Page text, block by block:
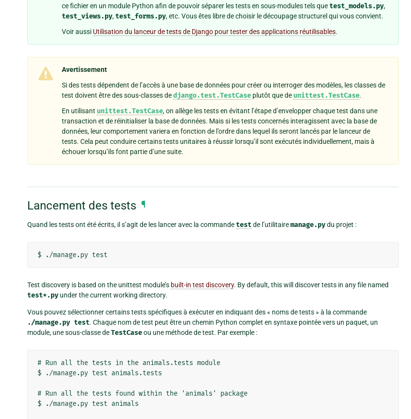
ce fichier en un module Python afin de pouvoir séparer les tests en sous-modules tels quetest_models.py,
test_views.py,test_forms.py, etc. Vous êtes libre de choisir le découpage structurel qui vous convient.
Voir aussi Utilisation du lanceur de tests de Django pour tester des applications réutilisables.
Avertissement
Si des tests dépendent de l’accès à une base de données pour créer ou interroger des modèles, les classes de
test doivent être des sous-classes dedjango.test.TestCase plutôt que de unittest.TestCase.
En utilisant unittest.TestCase, on allège les tests en évitant l’étape d’envelopper chaque test dans une
transaction et de réinitialiser la base de données. Mais si les tests concernés interagissent avec la base de
données, leur comportement variera en fonction de l’ordre dans lequel ils seront lancés par le lanceur de
tests. Cela peut conduire certains tests unitaires à réussir lorsqu’il sont exécutés individuellement, mais à
échouer lorsqu’ils font partie d’une suite.
Lancement des tests ¶
Quand les tests ont été écrits, il s’agit de les lancer avec la commandetestde l’utilitairemanage.pydu projet :
Test discovery is based on the unittest module’s built-in test discovery. By default, this will discover tests in any file named
test*.py under the current working directory.
Vous pouvez sélectionner certains tests spécifiques à exécuter en indiquant des « noms de tests » à la commande
./manage.py test. Chaque nom de test peut être un chemin Python complet en syntaxe pointée vers un paquet, un
module, une sous-classe deTestCaseou une méthode de test. Par exemple :
# Run all the tests in the animals.tests module
$ ./manage.py test animals.tests
# Run all the tests found within the 'animals' package
$ ./manage.py test animals